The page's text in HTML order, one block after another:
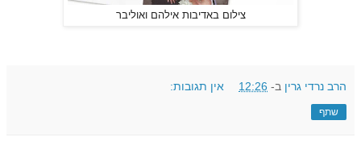
צילום באדיבות אילהם ואוליבר
הרב נרדי גרין ב- 12:26 אין תגובות:
שתף